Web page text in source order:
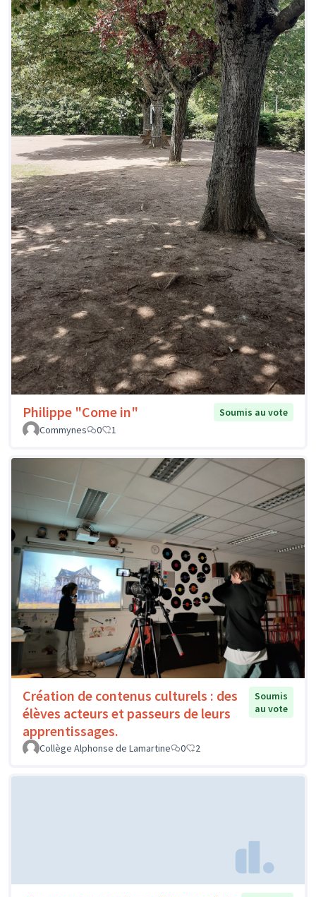
Philippe "Come in"
Soumis au vote
Commynes
0 1
Création de contenus culturels : des
élèves acteurs et passeurs de leurs
apprentissages.
Soumis
au vote
Collège Alphonse de Lamartine 0 2